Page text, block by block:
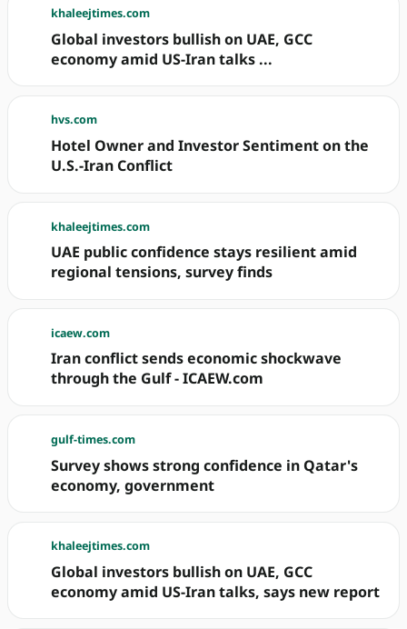
khaleejtimes.com
Global investors bullish on UAE, GCC
economy amid US-Iran talks ...
hvs.com
Hotel Owner and Investor Sentiment on the
U.S.-Iran Conflict
khaleejtimes.com
UAE public confidence stays resilient amid
regional tensions, survey finds
icaew.com
Iran conflict sends economic shockwave
through the Gulf - ICAEW.com
gulf-times.com
Survey shows strong confidence in Qatar's
economy, government
khaleejtimes.com
Global investors bullish on UAE, GCC
economy amid US-Iran talks, says new report